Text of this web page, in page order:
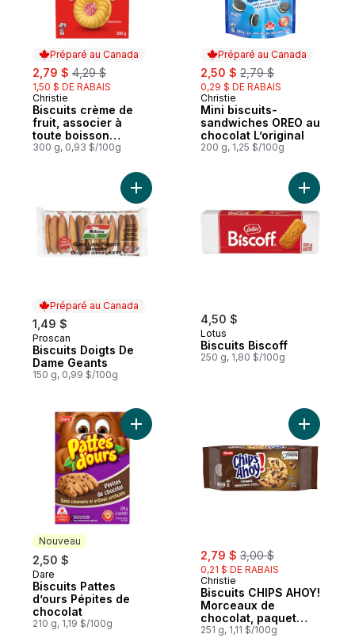
Préparé au Canada
sale:
2,79 $ , formerly:
4,29 $
1,50 $ DE RABAIS
Préparé au Canada
Christie
Biscuits crème de
fruit, associer à
toute boisson
chaude pour une
300 g, 0,93 $/100g
Préparé au Canada
sale:
2,50 $ , formerly:
2,79 $
0,29 $ DE RABAIS
Préparé au Canada
Christie
Mini biscuits-
sandwiches OREO au
chocolat L’original
200 g, 1,25 $/100g
Préparé au Canada
1,49 $
Préparé au Canada
Proscan
Biscuits Doigts De
Dame Geants
150 g, 0,99 $/100g
Ajouter Biscuits Doigts De Dame Geants
4,50 $
Lotus
Biscuits Biscoff
250 g, 1,80 $/100g
Ajouter
Nouveau
2,50 $
Nouveau
Dare
Biscuits Pattes
d’ours Pépites de
chocolat
210 g, 1,19 $/100g
Ajouter Biscuits Pattes d’ours Pépites de
sale:
2,79 $ , formerly:
3,00 $
0,21 $ DE RABAIS
Christie
Biscuits CHIPS AHOY!
Morceaux de
chocolat, paquet
refermable
251 g, 1,11 $/100g
Ajouter